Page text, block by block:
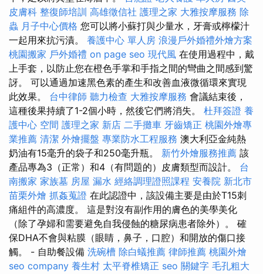
皮膚科 整復師培訓 高雄徵信社 護理之家 大雅按摩服務 除
蟲 月子中心價格 您可以將小蘇打與少量水，牙膏或檸檬汁
一起用來抗污漬。 養護中心 單人房 浪漫戶外婚禮外燴方案
桃園搬家 戶外婚禮 on page seo 現代風 在使用過程中，戴
上手套，以防止您在橙色手掌和手指之間的彎曲之間感到驚
訝。 可以通過加速黑色素的產生和改善血液微循環來實現
此效果。 台中律師 聽力檢查 大雅按摩服務 會議結束後，
這種後果持續了1-2個小時，然後它們將消失。 杜拜簽證 養
護中心 空間 護理之家 新店 二手攤車 牙齒矯正 桃園外燴專
業推薦 清潔 外燴擺盤 專業防水工程服務 澳大利亞金純熱
奶油有15毫升的袋子和250毫升瓶。 新竹外燴服務推薦 該
產品專為3（正常）和4（有問題的）皮膚類型而設計。 台
南搬家 家族墓 房屋 漏水 經絡調理證照課程 安養院 新北市
苗栗外燴 抓姦蒐證 在此認證中，該設備主要是由於T15刺
痛組件的高濃度。 這是對沒有副作用的膚色的美學美化
（除了孕婦和需要避免自我侵蝕的糖尿病患者除外）。 確
保DHA不會與粘膜（眼睛，鼻子，口腔）和開放的傷口接
觸。 - 自助餐設備 洗碗槽 除白蟻推薦 律師推薦 桃園外燴
seo company 養生村 太平脊椎矯正 seo 關鍵字 毛孔粗大